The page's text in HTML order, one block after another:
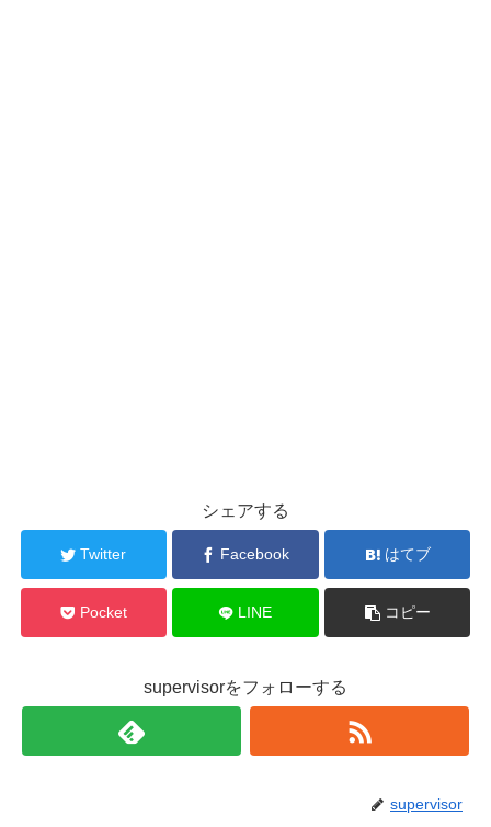
シェアする
Twitter Facebook はてブ
Pocket LINE コピー
supervisorをフォローする
supervisor